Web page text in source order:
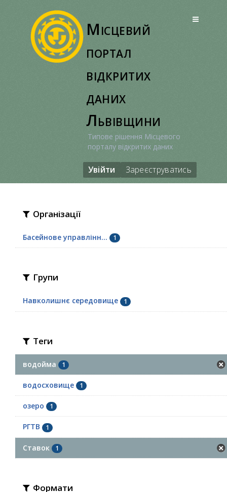
Місцевий
портал
відкритих
даних
Львівщини
Типове рішення Місцевого
порталу відкритих даних
Увійти Зареєструватись
Організації
Басейнове управлінн... 1
Групи
Навколишнє середовище 1
Теги
водойма 1
водосховище 1
озеро 1
РГТВ 1
Ставок 1
Формати